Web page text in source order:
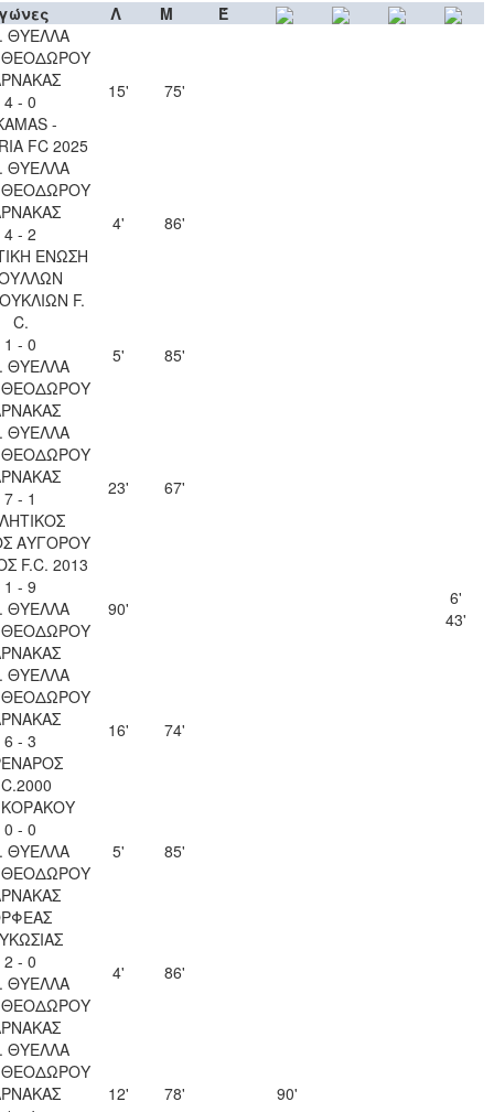
Λ Μ
Έ
ΘΥΕΛΛΑ
ΘΕΟΔΩΡΟΥ
4 - 0
-
FC 2025
15' 75'
ΘΥΕΛΛΑ
ΘΕΟΔΩΡΟΥ
4 - 2
ΕΝΩΣΗ
4' 86'
F.
C.
1 - 0
ΘΥΕΛΛΑ
ΘΕΟΔΩΡΟΥ
5' 85'
ΘΥΕΛΛΑ
ΘΕΟΔΩΡΟΥ
7 - 1
ΑΥΓΟΡΟΥ
23' 67'
F.C. 2013
1 - 9
ΘΥΕΛΛΑ
ΘΕΟΔΩΡΟΥ
90'
6'
43'
ΘΥΕΛΛΑ
ΘΕΟΔΩΡΟΥ
6 - 3
16' 74'
0 - 0
ΘΥΕΛΛΑ
ΘΕΟΔΩΡΟΥ
5' 85'
2 - 0
ΘΥΕΛΛΑ
ΘΕΟΔΩΡΟΥ
4' 86'
ΘΥΕΛΛΑ
ΘΕΟΔΩΡΟΥ
12' 78' 90'